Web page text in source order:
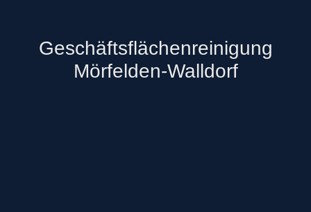
Geschäftsflächenreinigung
Mörfelden-Walldorf